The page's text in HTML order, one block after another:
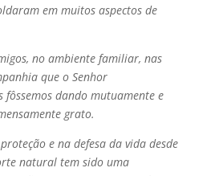
em muitos aspectos de
no ambiente familiar, nas
que o Senhor
dando mutuamente e
grato.
e na defesa da vida desde
natural tem sido uma